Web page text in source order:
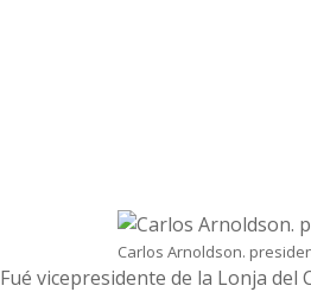
Carlos Arnoldson.
Fué vicepresidente de la Lonja